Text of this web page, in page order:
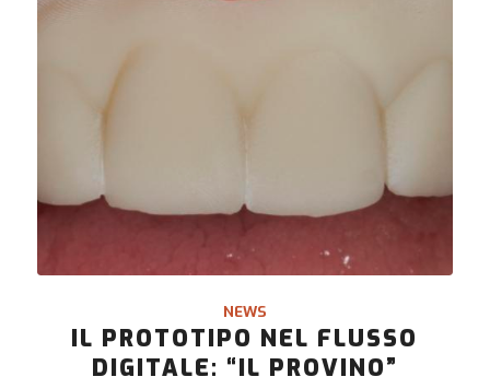
NEWS
IL PROTOTIPO NEL FLUSSO
DIGITALE: “IL PROVINO”